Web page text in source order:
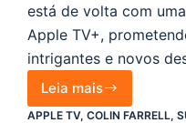
está de volta com
Apple TV+,
intrigantes e novos
Leia mais
Colin
Farrell
APPLE TV, COLIN FARRELL,